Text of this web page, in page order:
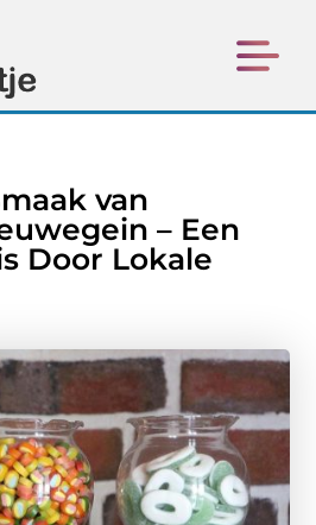
van
– Een
Door Lokale